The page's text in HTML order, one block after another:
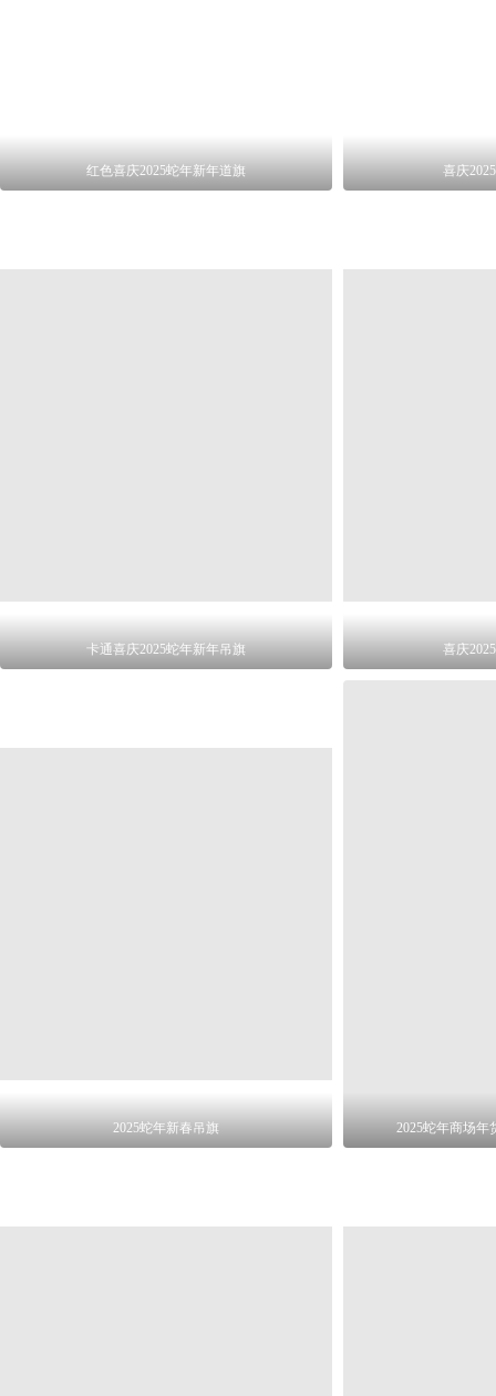
红色喜庆2025蛇年新年道旗 喜庆
卡通喜庆2025蛇年新年吊旗 喜庆
2025蛇年新春吊旗 2025蛇年商场年